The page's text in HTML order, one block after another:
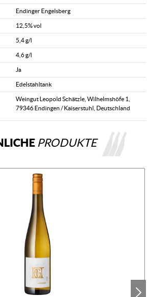
Endinger Engelsberg
12,5% vol
5,4 g/l
4,6 g/l
Ja
Edelstahltank
Weingut Leopold Schätzle, Wilhelmshöfe 1,
79346 Endingen / Kaiserstuhl, Deutschland
PRODUKTE